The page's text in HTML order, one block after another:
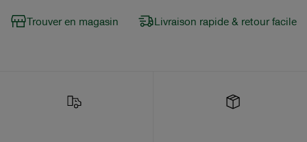
Trouver en magasin Livraison rapide & retour facile